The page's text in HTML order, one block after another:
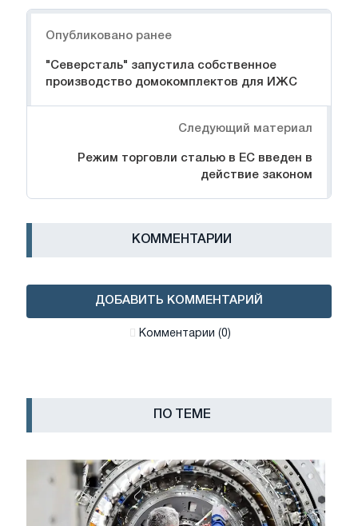
Опубликовано ранее
"Северсталь" запустила собственное
производство домокомплектов для ИЖС
Следующий материал
Режим торговли сталью в ЕС введен в
действие законом
КОММЕНТАРИИ
ДОБАВИТЬ КОММЕНТАРИЙ
Комментарии (0)
ПО ТЕМЕ